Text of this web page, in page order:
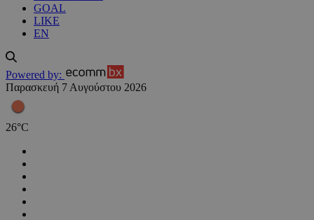
GOAL
LIKE
EN
Powered by:
Παρασκευή 7 Αυγούστου 2026
26°C